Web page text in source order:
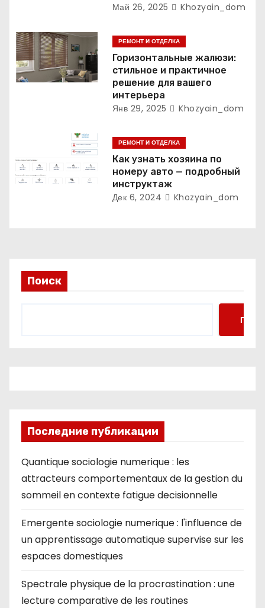
я
м
Май 26, 2025 Khozyain_dom
РЕМОНТ И ОТДЕЛКА
Горизонтальные жалюзи:
стильное и практичное
решение для вашего
интерьера
Янв 29, 2025 Khozyain_dom
РЕМОНТ И ОТДЕЛКА
Как узнать хозяина по
номеру авто — подробный
инструктаж
Дек 6, 2024 Khozyain_dom
Поиск
Поиск
Последние публикации
Quantique sociologie numerique : les
attracteurs comportementaux de la gestion du
sommeil en contexte fatigue decisionnelle
Emergente sociologie numerique : l'influence de
un apprentissage automatique supervise sur les
espaces domestiques
Spectrale physique de la procrastination : une
lecture comparative de les routines